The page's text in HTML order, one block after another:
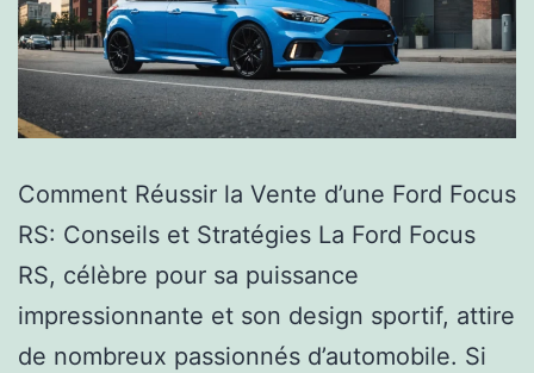
Comment Réussir la Vente d’une Ford Focus
RS: Conseils et Stratégies La Ford Focus
RS, célèbre pour sa puissance
impressionnante et son design sportif, attire
de nombreux passionnés d’automobile. Si